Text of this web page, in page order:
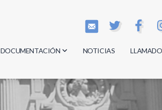
DOCUMENTACIÓN
Actas
Reglamentos
NOTICIAS